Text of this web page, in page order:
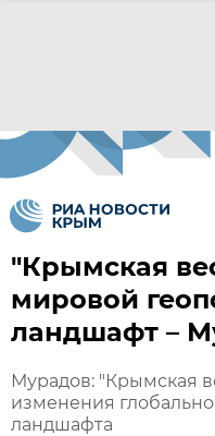
"Крымская
мировой
ландшафт –
Мурадов: "Крымская
изменения
ландшафта